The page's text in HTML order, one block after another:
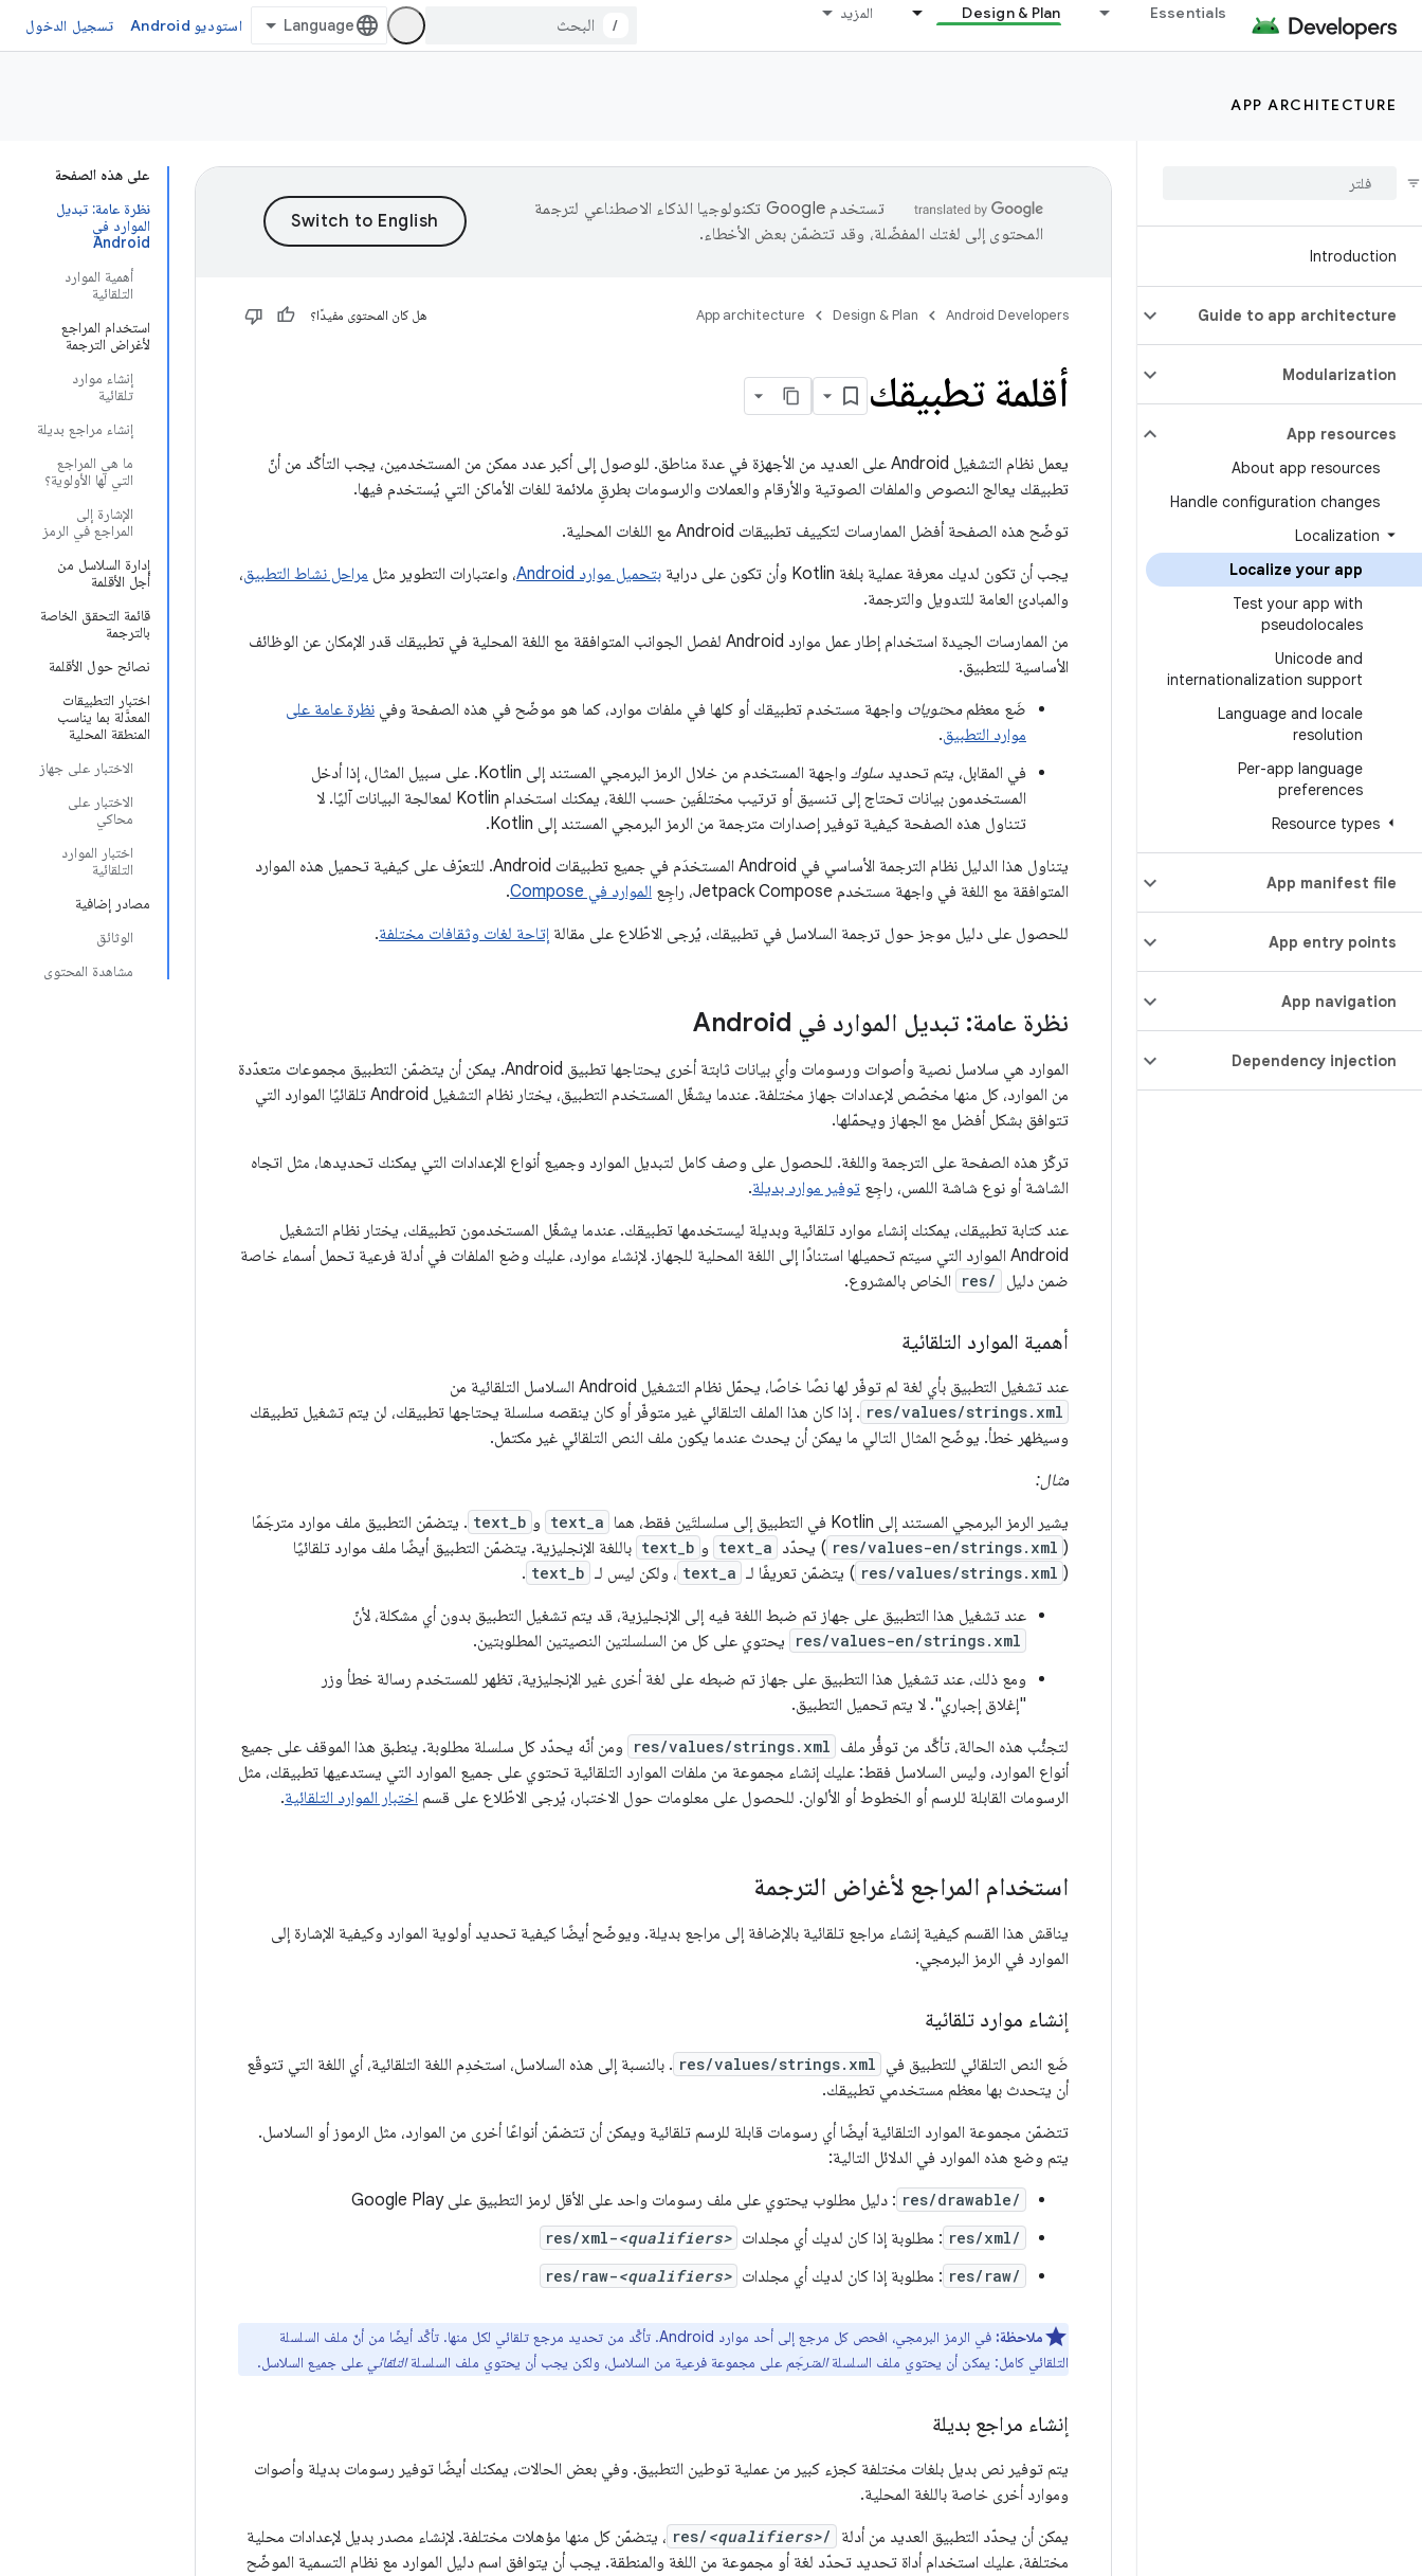
Essentials
Design & Plan المزيد
/ استوديو Android تسجيل الدخول
APP ARCHITECTURE
Introduction
Guide to app architecture
Modularization
App resources
About app resources
Handle configuration changes
Localization
Localize your app
Test your app with
pseudolocales
Unicode and
internationalization support
Language and locale
resolution
Per-app language
preferences
Resource types
App manifest file
App entry points
App navigation
Dependency injection
على هذه الصفحة
نظرة عامة: تبديل
الموارد في
Android
أهمية الموارد
التلقائية
استخدام المراجع
لأغراض الترجمة
إنشاء موارد
تلقائية
إنشاء مراجع بديلة
ما هي المراجع
التي لها الأولوية؟
الإشارة إلى
المراجع في الرمز
إدارة السلاسل من
أجل الأقلمة
قائمة التحقق الخاصة
بالترجمة
نصائح حول الأقلمة
اختبار التطبيقات
المعدَّلة بما يناسب
المنطقة المحلية
الاختبار على جهاز
الاختبار على
محاكي
اختبار الموارد
التلقائية
مصادر إضافية
الوثائق
مشاهدة المحتوى
تستخدم Google تكنولوجيا الذكاء الاصطناعي لترجمة
المحتوى إلى لغتك المفضّلة، وقد تتضمّن بعض الأخطاء.
Android Developers
Design & Plan
App architecture هل كان المحتوى مفيدًا؟
أقلمة تطبيقك
يعمل نظام التشغيل Android على العديد من الأجهزة في عدة مناطق. للوصول إلى أكبر عدد ممكن من المستخدمين، يجب التأكّد من أنّ
تطبيقك يعالج النصوص والملفات الصوتية والأرقام والعملات والرسومات بطرقٍ ملائمة للغات الأماكن التي يُستخدم فيها.
توضّح هذه الصفحة أفضل الممارسات لتكييف تطبيقات Android مع اللغات المحلية.
يجب أن تكون لديك معرفة عملية بلغة Kotlin وأن تكون على دراية
بتحميل موارد Android ، واعتبارات التطوير مثل مراحل نشاط التطبيق،
والمبادئ العامة للتدويل والترجمة.
من الممارسات الجيدة استخدام إطار عمل موارد Android لفصل الجوانب المتوافقة مع اللغة المحلية في تطبيقك قدر الإمكان عن الوظائف
الأساسية للتطبيق.
ضَع معظم محتويات واجهة مستخدم تطبيقك أو كلها في ملفات موارد، كما هو موضّح في هذه الصفحة وفي نظرة عامة على
موارد التطبيق.
في المقابل، يتم تحديد سلوك
واجهة المستخدم من خلال الرمز البرمجي المستند إلى Kotlin. على سبيل المثال، إذا أدخل
المستخدمون بيانات تحتاج إلى تنسيق أو ترتيب مختلفَين حسب اللغة، يمكنك استخدام Kotlin لمعالجة البيانات آليًا. لا
تتناول هذه الصفحة كيفية توفير إصدارات مترجمة من الرمز البرمجي المستند إلى Kotlin.
يتناول هذا الدليل نظام الترجمة الأساسي في Android المستخدَم في جميع تطبيقات Android. للتعرّف على كيفية تحميل هذه الموارد
المتوافقة مع اللغة في واجهة مستخدم Jetpack Compose، راجِع
الموارد في Compose
.
للحصول على دليل موجز حول ترجمة السلاسل في تطبيقك، يُرجى الاطّلاع على مقالة إتاحة لغات وثقافات مختلفة.
نظرة عامة: تبديل الموارد في Android
الموارد هي سلاسل نصية وأصوات ورسومات وأي بيانات ثابتة أخرى يحتاجها تطبيق Android. يمكن أن يتضمّن التطبيق مجموعات متعدّدة
من الموارد، كل منها مخصّص لإعدادات جهاز مختلفة. عندما يشغّل المستخدم التطبيق، يختار نظام التشغيل Android تلقائيًا الموارد التي
تتوافق بشكل أفضل مع الجهاز ويحمّلها.
تركّز هذه الصفحة على الترجمة واللغة. للحصول على وصف كامل لتبديل الموارد وجميع أنواع الإعدادات التي يمكنك تحديدها، مثل اتجاه
الشاشة أو نوع شاشة اللمس، راجِع توفير موارد بديلة.
عند كتابة تطبيقك، يمكنك إنشاء موارد تلقائية وبديلة ليستخدمها تطبيقك. عندما يشغّل المستخدمون تطبيقك، يختار نظام التشغيل
Android الموارد التي سيتم تحميلها استنادًا إلى اللغة المحلية للجهاز. لإنشاء موارد، عليك وضع الملفات في أدلة فرعية تحمل أسماء خاصة
ضمن دليل
res/ الخاص بالمشروع.
أهمية الموارد التلقائية
عند تشغيل التطبيق بأي لغة لم توفّر لها نصًا خاصًا، يحمّل نظام التشغيل Android السلاسل التلقائية من
res/values/strings.xml . إذا كان هذا الملف التلقائي غير متوفّر أو كان ينقصه سلسلة يحتاجها تطبيقك، لن يتم تشغيل تطبيقك
وسيظهر خطأ. يوضّح المثال التالي ما يمكن أن يحدث عندما يكون ملف النص التلقائي غير مكتمل.
مثال:
يشير الرمز البرمجي المستند إلى Kotlin في التطبيق إلى سلسلتَين فقط، هما
text_a و text_b . يتضمّن التطبيق ملف موارد مترجَمًا
(
res/values-en/strings.xml ) يحدّد text_a و text_b باللغة الإنجليزية. يتضمّن التطبيق أيضًا ملف موارد تلقائيًا
(
res/values/strings.xml ) يتضمّن تعريفًا لـ text_a ، ولكن ليس لـ text_b
.
عند تشغيل هذا التطبيق على جهاز تم ضبط اللغة فيه إلى الإنجليزية، قد يتم تشغيل التطبيق بدون أي مشكلة، لأنّ
res/values-en/strings.xml
يحتوي على كل من السلسلتين النصيتين المطلوبتين.
ومع ذلك، عند تشغيل هذا التطبيق على جهاز تم ضبطه على لغة أخرى غير الإنجليزية، تظهر للمستخدم رسالة خطأ وزر
"إغلاق إجباري". لا يتم تحميل التطبيق.
لتجنُّب هذه الحالة، تأكَّد من توفُّر ملف res/values/strings.xml
ومن أنّه يحدّد كل سلسلة مطلوبة. ينطبق هذا الموقف على جميع
أنواع الموارد، وليس السلاسل فقط: عليك إنشاء مجموعة من ملفات الموارد التلقائية تحتوي على جميع الموارد التي يستدعيها تطبيقك، مثل
الرسومات القابلة للرسم أو الخطوط أو الألوان. للحصول على معلومات حول الاختبار، يُرجى الاطّلاع على قسم اختبار الموارد التلقائية.
استخدام المراجع لأغراض الترجمة
يناقش هذا القسم كيفية إنشاء مراجع تلقائية بالإضافة إلى مراجع بديلة. ويوضّح أيضًا كيفية تحديد أولوية الموارد وكيفية الإشارة إلى
الموارد في الرمز البرمجي.
إنشاء موارد تلقائية
ضَع النص التلقائي للتطبيق في res/values/strings.xml . بالنسبة إلى هذه السلاسل، استخدِم اللغة التلقائية، أي اللغة التي تتوقّع
أن يتحدث بها معظم مستخدمي تطبيقك.
تتضمّن مجموعة الموارد التلقائية أيضًا أي رسومات قابلة للرسم تلقائية ويمكن أن تتضمّن أنواعًا أخرى من الموارد، مثل الرموز أو السلاسل.
يتم وضع هذه الموارد في الدلائل التالية:
res/drawable/ : دليل مطلوب يحتوي على ملف رسومات واحد على الأقل لرمز التطبيق على Google Play
res/xml/ : مطلوبة إذا كان لديك أي مجلدات res/xml-<qualifiers>
res/raw/ : مطلوبة إذا كان لديك أي مجلدات res/raw-<qualifiers>
ملاحظة:
في الرمز البرمجي، افحص كل مرجع إلى أحد موارد Android. تأكَّد من تحديد مرجع تلقائي لكل منها. تأكَّد أيضًا من أنّ ملف السلسلة
التلقائي كامل: يمكن أن يحتوي ملف السلسلةالمترجَم على مجموعة فرعية من السلاسل، ولكن يجب أن يحتوي ملف السلسلةالتلقائي على جميع السلاسل.
إنشاء مراجع بديلة
يتم توفير نص بديل بلغات مختلفة كجزء كبير من عملية توطين التطبيق. وفي بعض الحالات، يمكنك أيضًا توفير رسومات بديلة وأصوات
وموارد أخرى خاصة باللغة المحلية.
يمكن أن يحدّد التطبيق العديد من أدلة
res/ <qualifiers>/
، يتضمّن كل منها مؤهلات مختلفة. لإنشاء مصدر بديل لإعدادات محلية
مختلفة، عليك استخدام أداة تحديد تحدّد لغة أو مجموعة من اللغة والمنطقة. يجب أن يتوافق اسم دليل الموارد مع نظام التسمية الموضّح